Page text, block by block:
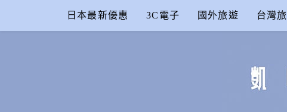
content
日本最新優惠 3C電子 國外旅遊 台灣